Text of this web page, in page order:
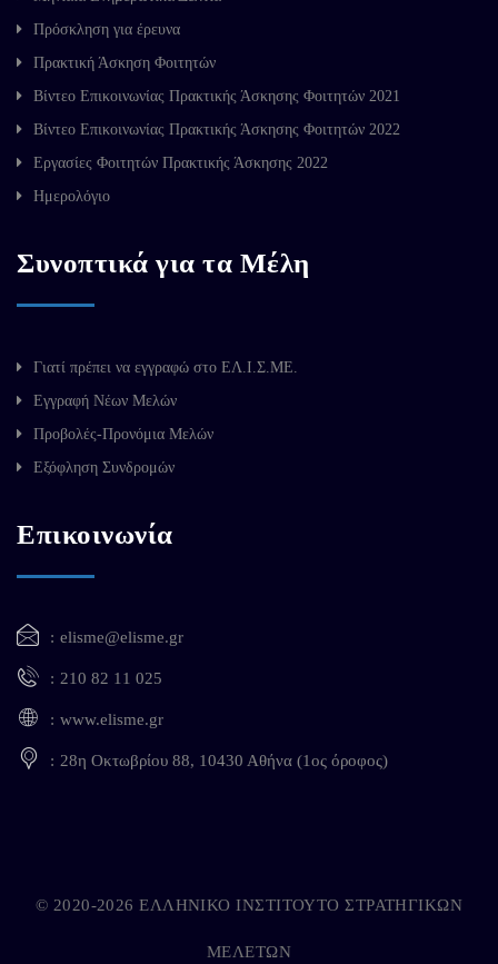
Πρόσκληση για έρευνα
Πρακτική Άσκηση Φοιτητών
Βίντεο Επικοινωνίας Πρακτικής Άσκησης Φοιτητών 2021
Βίντεο Επικοινωνίας Πρακτικής Άσκησης Φοιτητών 2022
Εργασίες Φοιτητών Πρακτικής Άσκησης 2022
Ημερολόγιο
Συνοπτικά για τα Μέλη
Γιατί πρέπει να εγγραφώ στο ΕΛ.Ι.Σ.ΜΕ.
Εγγραφή Νέων Μελών
Προβολές-Προνόμια Μελών
Εξόφληση Συνδρομών
Επικοινωνία
elisme@elisme.gr
210 82 11 025
www.elisme.gr
28η Οκτωβρίου 88, 10430 Αθήνα (1ος όροφος)
© 2020-2026 ΕΛΛΗΝΙΚΟ ΙΝΣΤΙΤΟΥΤΟ ΣΤΡΑΤΗΓΙΚΩΝ
ΜΕΛΕΤΩΝ